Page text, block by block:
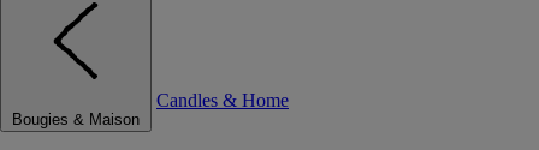
Bougies & Maison
Candles & Home